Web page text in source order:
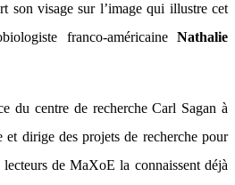
son visage sur l’image qui illustre cet
franco-américaine Nathalie
du centre de recherche Carl Sagan à
dirige des projets de recherche pour
de MaXoE la connaissent déjà